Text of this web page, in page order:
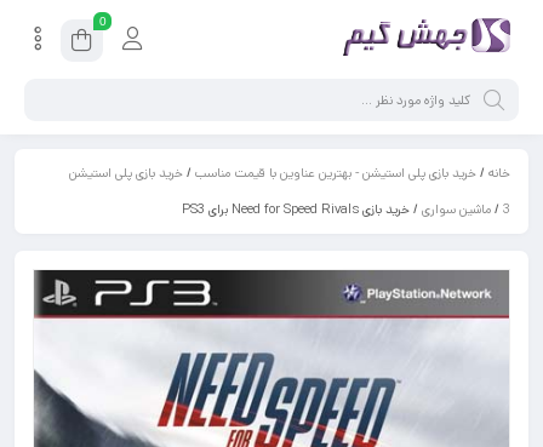
0
خانه /خرید بازی پلی استیشن - بهترین عناوین با قیمت مناسب /خرید بازی پلی استیشن
3
/ماشین سواری / خرید بازی Need for Speed Rivals برای PS3